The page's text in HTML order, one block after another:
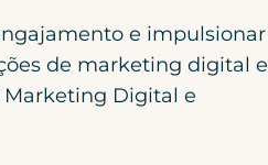
e impulsionar
de marketing digital e
Digital e